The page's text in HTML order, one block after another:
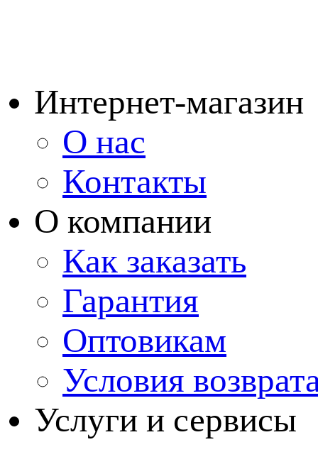
Интернет-магазин
О нас
Контакты
О компании
Как заказать
Гарантия
Оптовикам
Условия
Услуги и сервисы